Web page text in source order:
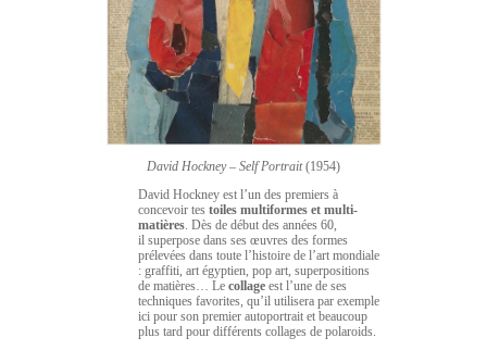
David Hockney– Self Portrait(1954)
David Hockney est l’un des premiers à
concevoir tes toiles multiformes et multi-
matières. Dès de début des années 60,
il superpose dans ses œuvres des formes
prélevées dans toute l’histoire de l’art mondiale
: graffiti, art égyptien, pop art, superpositions
de matières… Le collageest l’une de ses
techniques favorites, qu’il utilisera par exemple
ici pour son premier autoportrait et beaucoup
plus tard pour différents collages de polaroids.